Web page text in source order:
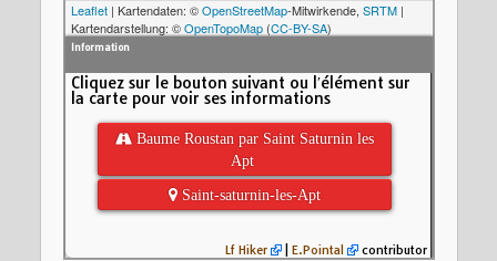
Leaflet| Kartendaten: ©OpenStreetMap-Mitwirkende, SRTM|
Kartendarstellung: ©OpenTopoMap(CC-BY-SA)
 Baume Roustan par Saint Saturnin les
Apt
 Saint-saturnin-les-Apt
Information
Cliquez sur le bouton suivant ou l′élément sur
la carte pour voir ses informations
Lf Hiker | E.Pointal contributor